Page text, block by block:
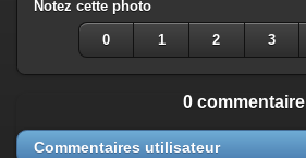
Notez cette photo
0 1 2 3
0 commentaire
Commentaires utilisateur